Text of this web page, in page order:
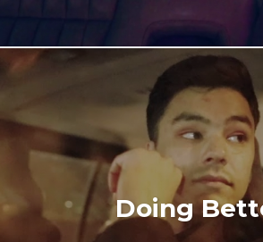
Doing